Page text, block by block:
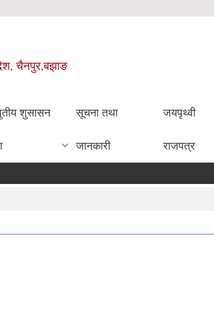
चैनपुर,बझाङ
शुसासन सूचना तथा
जानकारी
जयपृथ्वी
राजपत्र